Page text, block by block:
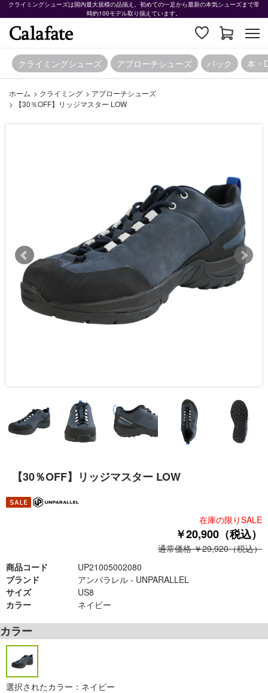
クライミングシューズは国内最大規模の品揃え。初めての一足から最新の本気シューズまで常
時約100モデル取り揃えています。
クライミングシューズ アプローチシューズ パック 本・
ホーム > クライミング > アプローチシューズ
>
【30％OFF】リッジマスター LOW
【30％OFF】リッジマスター LOW
在庫の限りSALE
￥20,900（税込）
通常価格 ￥29,920（税込）
商品コード
UP21005002080
ブランド
アンパラレル - UNPARALLEL
サイズ
US8
カラー
ネイビー
カラー
選択されたカラー：ネイビー